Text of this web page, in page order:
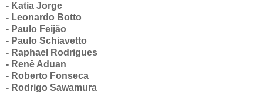
- Katia Jorge
- Leonardo Botto
- Paulo Feijão
- Paulo Schiavetto
- Raphael Rodrigues
- Renê Aduan
- Roberto Fonseca
- Rodrigo Sawamura